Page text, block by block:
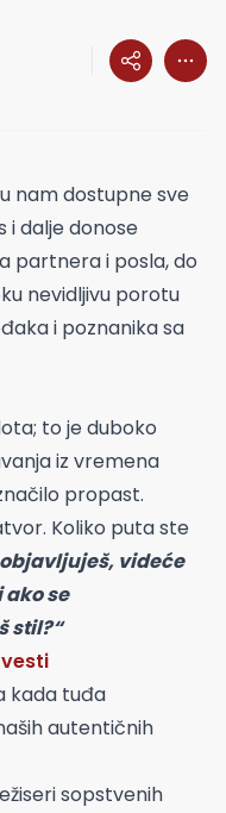
nam dostupne sve
i dalje donose
partnera i posla, do
nevidljivu porotu
i poznanika sa
to je duboko
iz vremena
propast.
Koliko puta ste
videće
se
stil?“
kada tuđa
autentičnih
sopstvenih